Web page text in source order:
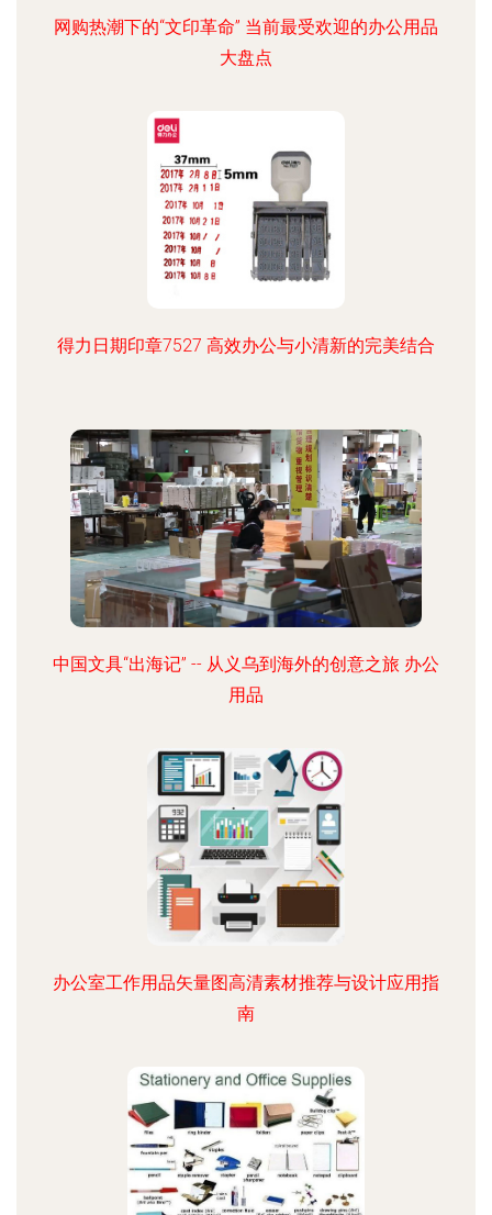
网购热潮下的“文印革命” 当前最受欢迎的办公用品
大盘点
得力日期印章7527 高效办公与小清新的完美结合
中国文具“出海记” -- 从义乌到海外的创意之旅 办公
用品
办公室工作用品矢量图高清素材推荐与设计应用指
南